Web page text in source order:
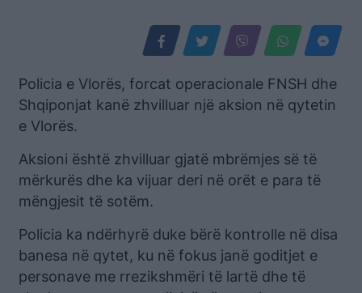
Policia e Vlorës, forcat operacionale FNSH dhe
Shqiponjat kanë zhvilluar një aksion në qytetin
e Vlorës.
Aksioni është zhvilluar gjatë mbrëmjes së të
mërkurës dhe ka vijuar deri në orët e para të
mëngjesit të sotëm.
Policia ka ndërhyrë duke bërë kontrolle në disa
banesa në qytet, ku në fokus janë goditjet e
personave me rrezikshmëri të lartë dhe të